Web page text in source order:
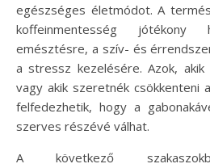
egészséges életmódot. A
koffeinmentesség
emésztésre, a szív- és
a stressz kezelésére. Azok,
vagy akik szeretnék csökkenteni
felfedezhetik, hogy a
szerves részévé válhat.
A következő